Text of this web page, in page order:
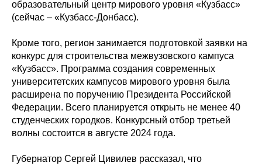
образовательный центр мирового уровня «Кузбасс»
(сейчас – «Кузбасс-Донбасс).
Кроме того, регион занимается подготовкой заявки на
конкурс для строительства межвузовского кампуса
«Кузбасс». Программа создания современных
университетских кампусов мирового уровня была
расширена по поручению Президента Российской
Федерации. Всего планируется открыть не менее 40
студенческих городков. Конкурсный отбор третьей
волны состоится в августе 2024 года.
Губернатор Сергей Цивилев рассказал, что